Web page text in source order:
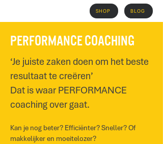
SHOP BLOG
Performance coaching
‘Je juiste zaken doen om het beste
resultaat te creëren’
Dat is waar PERFORMANCE
coaching over gaat.
Kan je nog beter? Efficiënter? Sneller? Of
makkelijker en moeitelozer?